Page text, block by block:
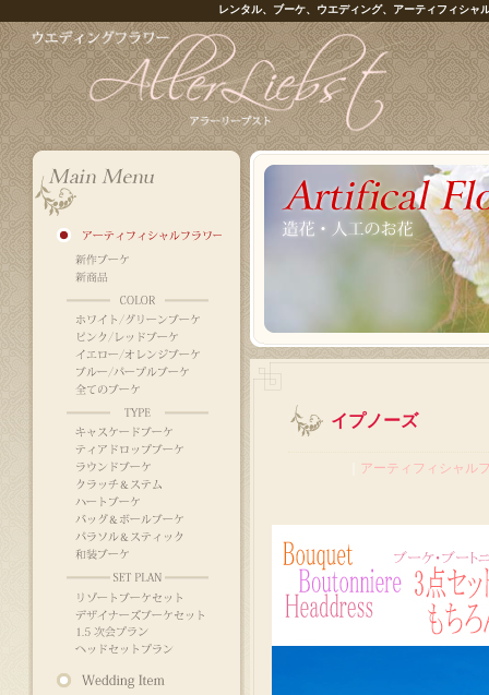
レンタル、ブーケ、ウエディング、アーティフィシャ
イプノーズ
アーティフィシャル